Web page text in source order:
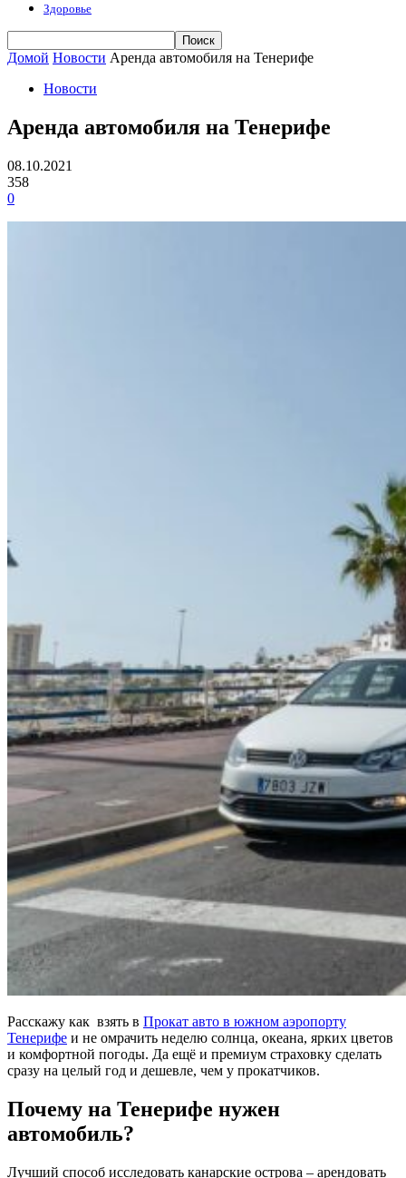
Здоровье
Домой Новости Аренда автомобиля на Тенерифе
Новости
Аренда автомобиля на Тенерифе
08.10.2021
358
0
Расскажу как взять в Прокат авто в южном аэропорту
Тенерифе и не омрачить неделю солнца, океана, ярких цветов
и комфортной погоды. Да ещё и премиум страховку сделать
сразу на целый год и дешевле, чем у прокатчиков.
Почему на Тенерифе нужен
автомобиль?
Лучший способ исследовать канарские острова – арендовать